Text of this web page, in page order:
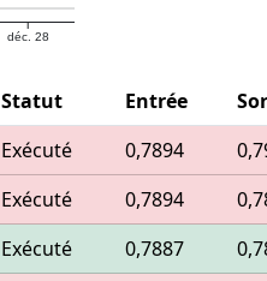
déc. 28
Statut Entrée
Exécuté 0,7894
Exécuté 0,7894
Exécuté 0,7887